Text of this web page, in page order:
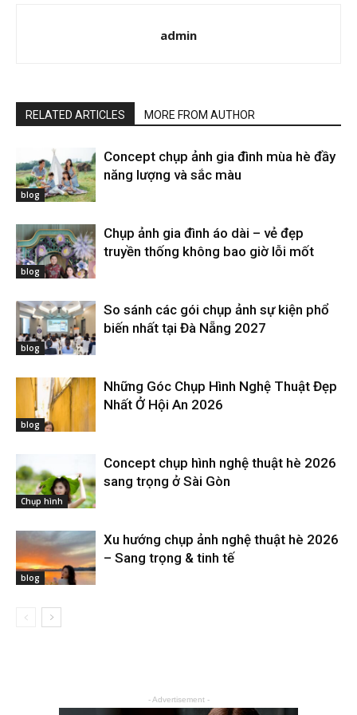
admin
RELATED ARTICLES MORE FROM AUTHOR
blog
Concept chụp ảnh gia đình mùa hè đầy
năng lượng và sắc màu
blog
Chụp ảnh gia đình áo dài – vẻ đẹp
truyền thống không bao giờ lỗi mốt
blog
So sánh các gói chụp ảnh sự kiện phổ
biến nhất tại Đà Nẵng 2027
blog
Những Góc Chụp Hình Nghệ Thuật Đẹp
Nhất Ở Hội An 2026
Chụp hình
Concept chụp hình nghệ thuật hè 2026
sang trọng ở Sài Gòn
blog
Xu hướng chụp ảnh nghệ thuật hè 2026
– Sang trọng & tinh tế
- Advertisement -